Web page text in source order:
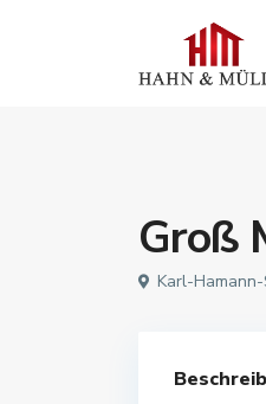
Groß
Karl-